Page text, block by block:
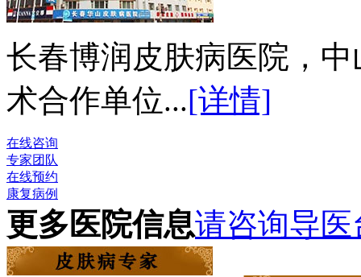
长春博润皮肤病医院，
术合作单位...[详情]
在线咨询
专家团队
在线预约
康复病例
更多医院信息请咨询导医